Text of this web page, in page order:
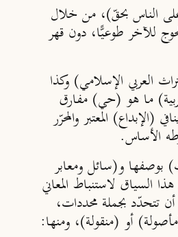
الناس بحقّ)، من خلال
للآخر طوعيًّا، دون قهر
العربي الإسلامي) وكذا
ما هو (حي) مفارق
(الإبداع) المعتبر والمحرّر
الأساس.
بوصفها و(سائل ومعابر
السياق لاستنباط المعاني
تتحدّد بجملة محددات،
أو (منقولة)، ومنها: